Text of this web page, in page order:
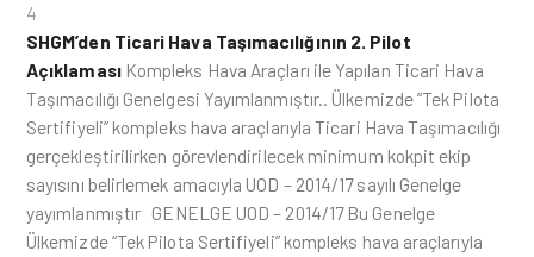
4
SHGM’den Ticari Hava Taşımacılığının 2. Pilot
Açıklaması Kompleks Hava Araçları ile Yapılan Ticari Hava
Taşımacılığı Genelgesi Yayımlanmıştır.. Ülkemizde “Tek Pilota
Sertifiyeli” kompleks hava araçlarıyla Ticari Hava Taşımacılığı
gerçekleştirilirken görevlendirilecek minimum kokpit ekip
sayısını belirlemek amacıyla UOD – 2014/17 sayılı Genelge
yayımlanmıştır GENELGE UOD – 2014/17 Bu Genelge
Ülkemizde “Tek Pilota Sertifiyeli” kompleks hava araçlarıyla